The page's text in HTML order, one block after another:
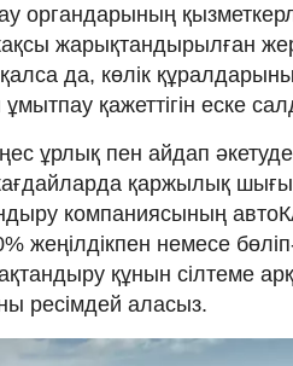
органдарының
жарықтандырылған
да, көлік
қажеттігін еске
ұрлық пен айдап
қаржылық
компаниясының
жеңілдікпен немесе
құнын сілтеме
ресімдей аласыз.